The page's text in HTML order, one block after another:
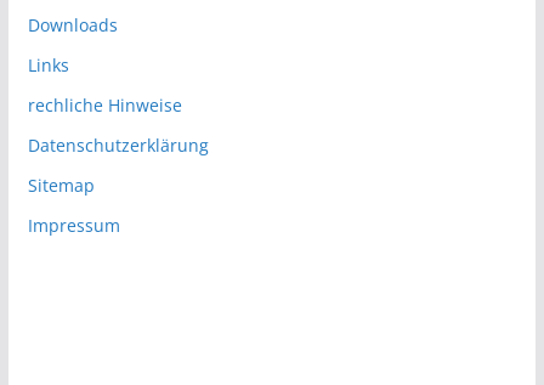
Downloads
Links
rechliche Hinweise
Datenschutzerklärung
Sitemap
Impressum